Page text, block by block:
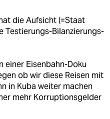
die Aufsicht (=Staat
Testierungs-Bilanzierungs-
einer Eisenbahn-Doku
ob wir diese Reisen mit
in Kuba weiter machen
mehr Korruptionsgelder